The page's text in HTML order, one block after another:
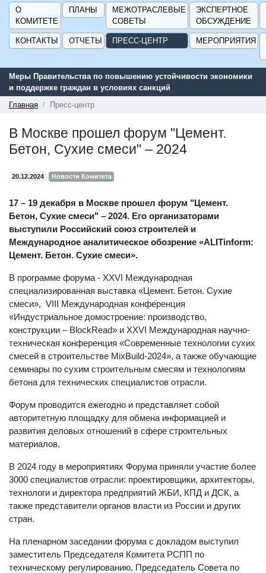
О
КОМИТЕТЕ
ПЛАНЫ
МЕЖОТРАСЛЕВЫЕ
СОВЕТЫ
ЭКСПЕРТНОЕ
ОБСУЖДЕНИЕ
КОНТАКТЫ ОТЧЕТЫ ПРЕСС-ЦЕНТР МЕРОПРИЯТИЯ
Правительства по повышению устойчивости экономики
граждан в условиях санкций
ГИСП».
Главная Пресс-центр
В Москве прошел форум "Цемент.
Бетон, Сухие смеси" – 2024
20.12.2024 Новости Комитета
17 – 19 декабря в Москве прошел форум "Цемент.
Бетон, Сухие смеси" – 2024. Его организаторами
выступили Российский союз строителей и
Международное аналитическое обозрение «ALITinform:
Цемент. Бетон. Сухие смеси».
В программе форума - XXVI Международная
специализированная выставка «Цемент. Бетон. Сухие
смеси», VIII Международная конференция
«Индустриальное домостроение: производство,
конструкции – BlockRead» и XXVI Международная научно-
техническая конференция «Современные технологии сухих
смесей в строительстве MixBuild-2024», а также обучающие
семинары по сухим строительным смесям и технологиям
бетона для технических специалистов отрасли.
Форум проводится ежегодно и представляет собой
авторитетную площадку для обмена информацией и
развития деловых отношений в сфере строительных
материалов.
В 2024 году в мероприятиях Форума приняли участие более
3000 специалистов отрасли: проектировщики, архитекторы,
технологи и директора предприятий ЖБИ, КПД и ДСК, а
также представители органов власти из России и других
стран.
На пленарном заседании форума с докладом выступил
заместитель Председателя Комитета РСПП по
техническому регулированию, Председатель Совета по